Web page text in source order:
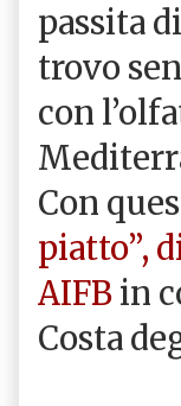
passita
trovo
con
Con
piatto”,
AIFB in
Costa